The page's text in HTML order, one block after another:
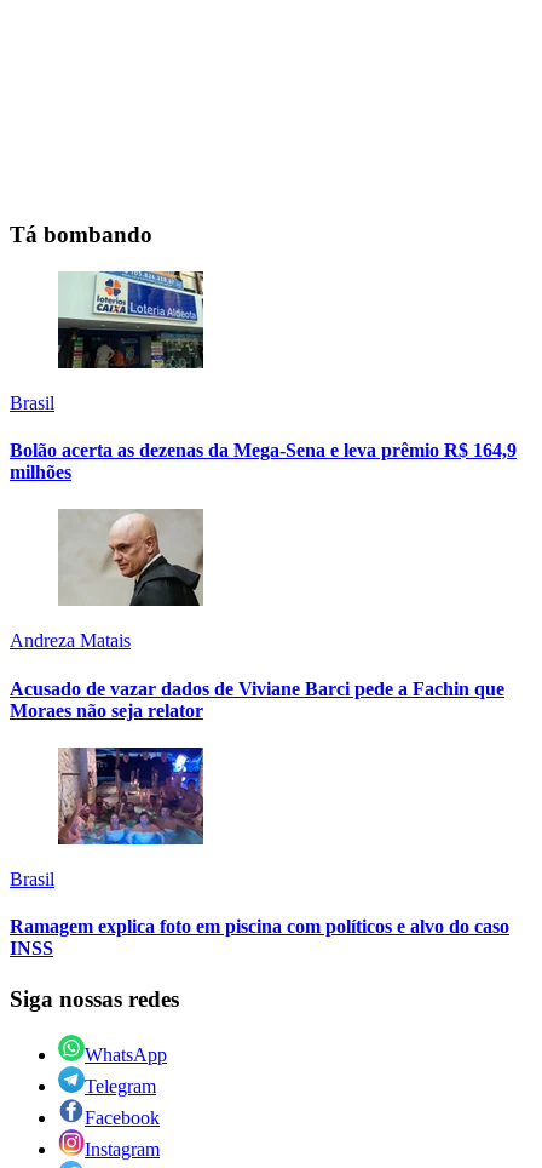
Tá bombando
Brasil
Bolão acerta as dezenas da Mega-Sena e leva prêmio R$ 164,9
milhões
Andreza Matais
Acusado de vazar dados de Viviane Barci pede a Fachin que
Moraes não seja relator
Brasil
Ramagem explica foto em piscina com políticos e alvo do caso
INSS
Siga nossas redes
WhatsApp
Telegram
Facebook
Instagram